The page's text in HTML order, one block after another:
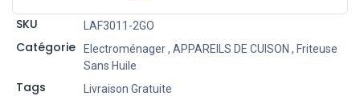
SKU LAF3011-2GO
Catégorie Electroménager, APPAREILS DE CUISON , Friteuse
Sans Huile
Tags Livraison Gratuite